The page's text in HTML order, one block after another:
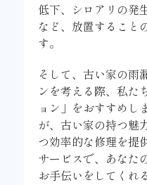
低下、シロアリの発
など、放置すること
す。
そして、古い家の雨
ンを考える際、私た
ョン」をおすすめし
が、古い家の持つ魅
つ効率的な修理を提
サービスで、あなた
お手伝いをしてくれ